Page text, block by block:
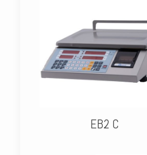
EB2 C